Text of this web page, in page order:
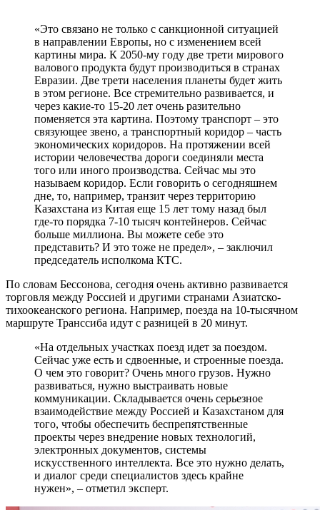
«Это связано не только с санкционной ситуацией
в направлении Европы, но с изменением всей
картины мира. К 2050-му году две трети мирового
валового продукта будут производиться в странах
Евразии. Две трети населения планеты будет жить
в этом регионе. Все стремительно развивается, и
через какие-то 15-20 лет очень разительно
поменяется эта картина. Поэтому транспорт – это
связующее звено, а транспортный коридор – часть
экономических коридоров. На протяжении всей
истории человечества дороги соединяли места
того или иного производства. Сейчас мы это
называем коридор. Если говорить о сегодняшнем
дне, то, например, транзит через территорию
Казахстана из Китая еще 15 лет тому назад был
где-то порядка 7-10 тысяч контейнеров. Сейчас
больше миллиона. Вы можете себе это
представить? И это тоже не предел», – заключил
председатель исполкома КТС.
По словам Бессонова, сегодня очень активно развивается
торговля между Россией и другими странами Азиатско-
тихоокеанского региона. Например, поезда на 10-тысячном
маршруте Транссиба идут с разницей в 20 минут.
«На отдельных участках поезд идет за поездом.
Сейчас уже есть и сдвоенные, и строенные поезда.
О чем это говорит? Очень много грузов. Нужно
развиваться, нужно выстраивать новые
коммуникации. Складывается очень серьезное
взаимодействие между Россией и Казахстаном для
того, чтобы обеспечить беспрепятственные
проекты через внедрение новых технологий,
электронных документов, системы
искусственного интеллекта. Все это нужно делать,
и диалог среди специалистов здесь крайне
нужен», – отметил эксперт.